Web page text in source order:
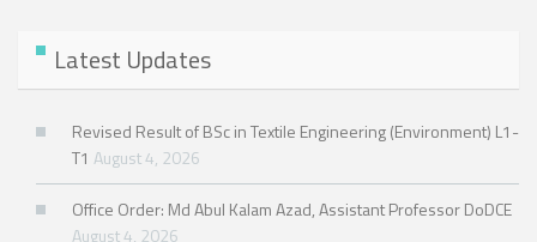
Latest Updates
Revised Result of BSc in Textile Engineering (Environment) L1-
T1 August 4, 2026
Office Order: Md Abul Kalam Azad, Assistant Professor DoDCE
August 4, 2026